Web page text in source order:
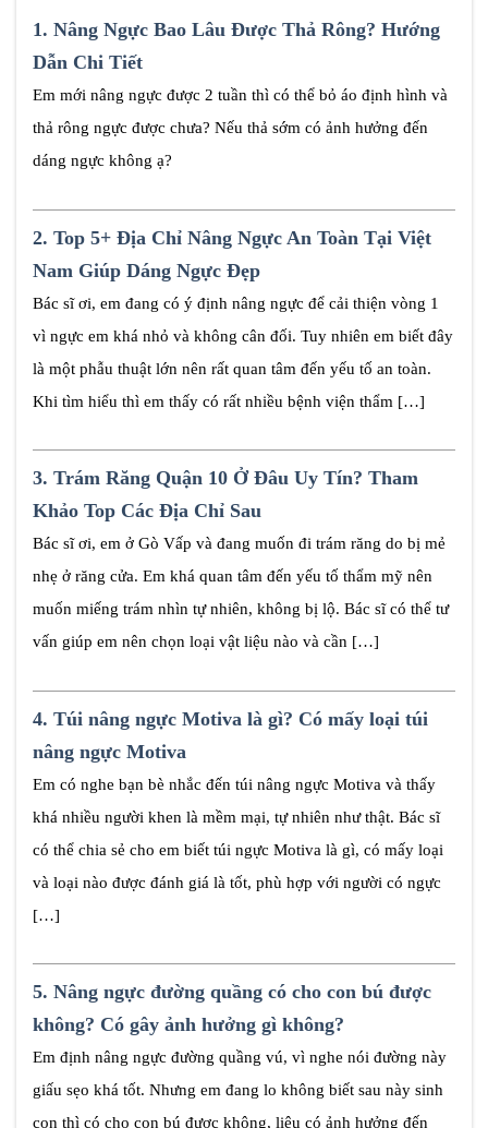
1. Nâng Ngực Bao Lâu Được Thả Rông? Hướng
Dẫn Chi Tiết
Em mới nâng ngực được 2 tuần thì có thể bỏ áo định hình và
thả rông ngực được chưa? Nếu thả sớm có ảnh hưởng đến
dáng ngực không ạ?
2. Top 5+ Địa Chỉ Nâng Ngực An Toàn Tại Việt
Nam Giúp Dáng Ngực Đẹp
Bác sĩ ơi, em đang có ý định nâng ngực để cải thiện vòng 1
vì ngực em khá nhỏ và không cân đối. Tuy nhiên em biết đây
là một phẫu thuật lớn nên rất quan tâm đến yếu tố an toàn.
Khi tìm hiểu thì em thấy có rất nhiều bệnh viện thẩm […]
3. Trám Răng Quận 10 Ở Đâu Uy Tín? Tham
Khảo Top Các Địa Chỉ Sau
Bác sĩ ơi, em ở Gò Vấp và đang muốn đi trám răng do bị mẻ
nhẹ ở răng cửa. Em khá quan tâm đến yếu tố thẩm mỹ nên
muốn miếng trám nhìn tự nhiên, không bị lộ. Bác sĩ có thể tư
vấn giúp em nên chọn loại vật liệu nào và cần […]
4. Túi nâng ngực Motiva là gì? Có mấy loại túi
nâng ngực Motiva
Em có nghe bạn bè nhắc đến túi nâng ngực Motiva và thấy
khá nhiều người khen là mềm mại, tự nhiên như thật. Bác sĩ
có thể chia sẻ cho em biết túi ngực Motiva là gì, có mấy loại
và loại nào được đánh giá là tốt, phù hợp với người có ngực
[…]
5. Nâng ngực đường quầng có cho con bú được
không? Có gây ảnh hưởng gì không?
Em định nâng ngực đường quầng vú, vì nghe nói đường này
giấu sẹo khá tốt. Nhưng em đang lo không biết sau này sinh
con thì có cho con bú được không, liệu có ảnh hưởng đến